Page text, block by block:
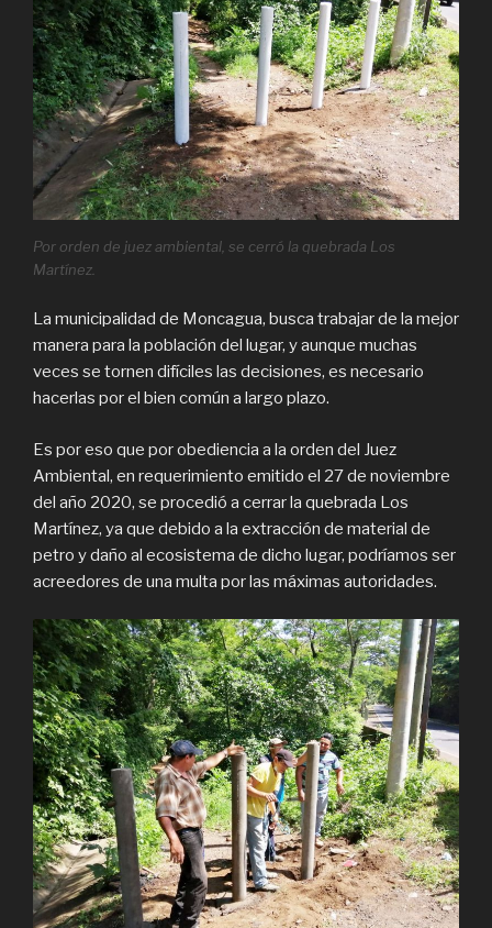
Por orden de juez ambiental, se cerró la quebrada Los
Martínez.
La municipalidad de Moncagua, busca trabajar de la mejor
manera para la población del lugar, y aunque muchas
veces se tornen difíciles las decisiones, es necesario
hacerlas por el bien común a largo plazo.
Es por eso que por obediencia a la orden del Juez
Ambiental, en requerimiento emitido el 27 de noviembre
del año 2020, se procedió a cerrar la quebrada Los
Martínez, ya que debido a la extracción de material de
petro y daño al ecosistema de dicho lugar, podríamos ser
acreedores de una multa por las máximas autoridades.